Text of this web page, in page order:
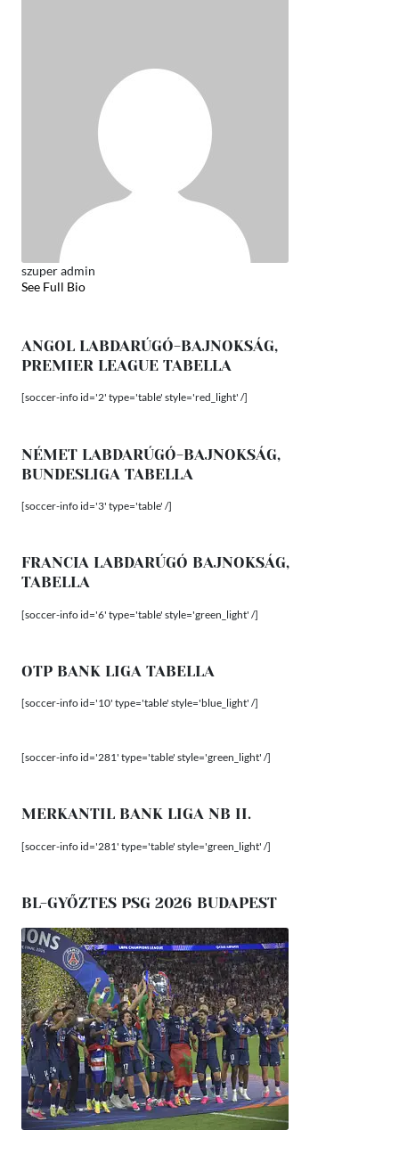
szuper admin
See Full Bio
ANGOL LABDARÚGÓ-BAJNOKSÁG,
PREMIER LEAGUE TABELLA
[soccer-info id='2' type='table' style='red_light' /]
NÉMET LABDARÚGÓ-BAJNOKSÁG,
BUNDESLIGA TABELLA
[soccer-info id='3' type='table' /]
FRANCIA LABDARÚGÓ BAJNOKSÁG,
TABELLA
[soccer-info id='6' type='table' style='green_light' /]
OTP BANK LIGA TABELLA
[soccer-info id='10' type='table' style='blue_light' /]
[soccer-info id='281' type='table' style='green_light' /]
MERKANTIL BANK LIGA NB II.
[soccer-info id='281' type='table' style='green_light' /]
BL-GYŐZTES PSG 2026 BUDAPEST